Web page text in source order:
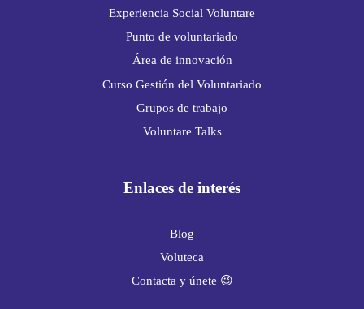
Experiencia Social Voluntare
Punto de voluntariado
Área de innovación
Curso Gestión del Voluntariado
Grupos de trabajo
Voluntare Talks
Enlaces de interés
Blog
Voluteca
Contacta y únete 😉